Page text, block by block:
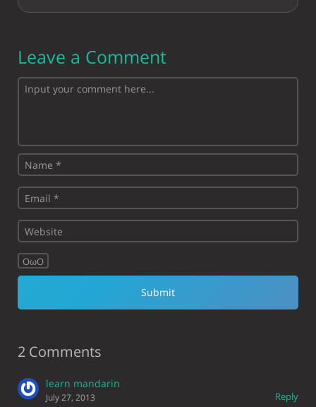
Leave a Comment
OωO
2 Comments
learn mandarin
Reply
July 27, 2013